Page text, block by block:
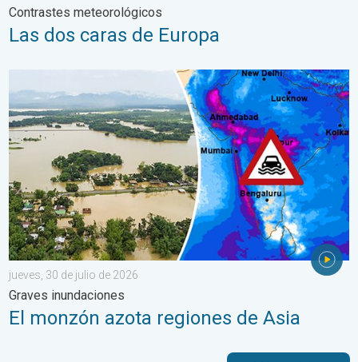
Contrastes meteorológicos
Las dos caras de Europa
El monzón azota regiones de Asia. Graves inundaciones. . .
jueves, 30 de julio de 2026
Graves inundaciones
El monzón azota regiones de Asia